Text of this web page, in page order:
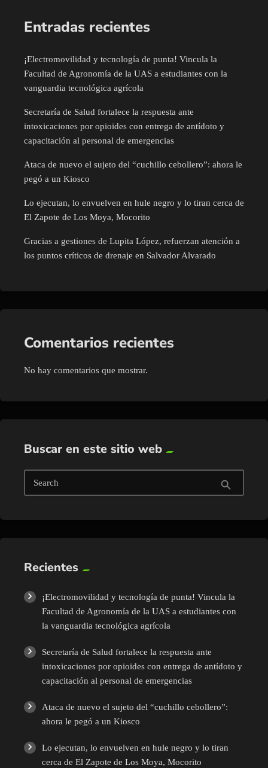
Entradas recientes
¡Electromovilidad y tecnología de punta! Vincula la
Facultad de Agronomía de la UAS a estudiantes con la
vanguardia tecnológica agrícola
Secretaría de Salud fortalece la respuesta ante
intoxicaciones por opioides con entrega de antídoto y
capacitación al personal de emergencias
Ataca de nuevo el sujeto del “cuchillo cebollero”: ahora le
pegó a un Kiosco
Lo ejecutan, lo envuelven en hule negro y lo tiran cerca de
El Zapote de Los Moya, Mocorito
Gracias a gestiones de Lupita López, refuerzan atención a
los puntos críticos de drenaje en Salvador Alvarado
Comentarios recientes
No hay comentarios que mostrar.
Buscar en este sitio web
Search search
Recientes
¡Electromovilidad y tecnología de punta! Vincula la
Facultad de Agronomía de la UAS a estudiantes con
la vanguardia tecnológica agrícola
Secretaría de Salud fortalece la respuesta ante
intoxicaciones por opioides con entrega de antídoto y
capacitación al personal de emergencias
Ataca de nuevo el sujeto del “cuchillo cebollero”:
ahora le pegó a un Kiosco
Lo ejecutan, lo envuelven en hule negro y lo tiran
cerca de El Zapote de Los Moya, Mocorito